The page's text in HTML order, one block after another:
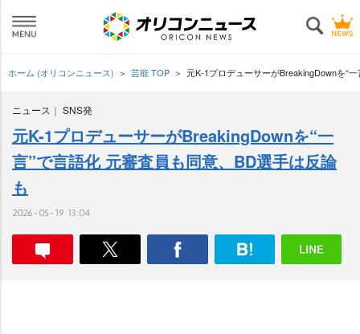
ホーム (オリコンニュース) 芸能 TOP 元K-1プロデューサーがBreakingDownを“
ニュース SNS発
元K-1プロデューサーがBreakingDownを“一
言”で言語化 元審査員も同意、BD選手は反論
も
2026-05-19 13:04